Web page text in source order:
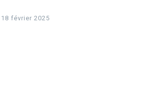
18 février 2025